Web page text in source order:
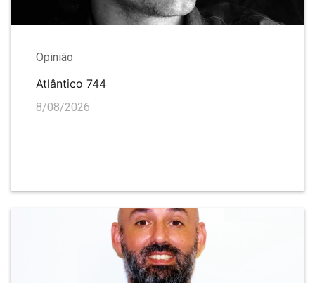
Opinião
Atlântico 744
8/08/2026